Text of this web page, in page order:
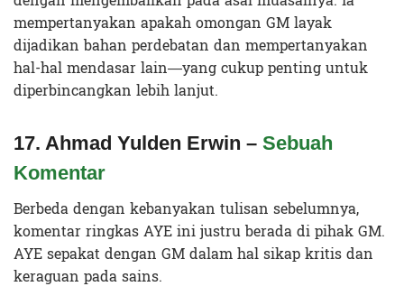
mempertanyakan apakah omongan GM layak
dijadikan bahan perdebatan dan mempertanyakan
hal-hal mendasar lain—yang cukup penting untuk
diperbincangkan lebih lanjut.
17. Ahmad Yulden Erwin – Sebuah
Komentar
Berbeda dengan kebanyakan tulisan sebelumnya,
komentar ringkas AYE ini justru berada di pihak GM.
AYE sepakat dengan GM dalam hal sikap kritis dan
keraguan pada sains.